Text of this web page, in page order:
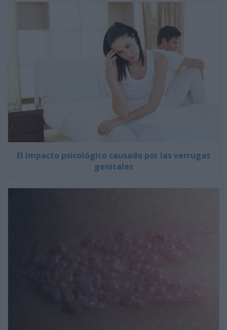
El impacto psicológico causado por las verrugas
genitales